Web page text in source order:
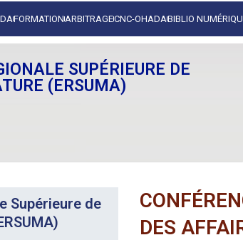
FORMATION ARBITRAGECNC-OHADABIBLIO
SUPÉRIEURE DE
(ERSUMA)
Supérieure de
DES